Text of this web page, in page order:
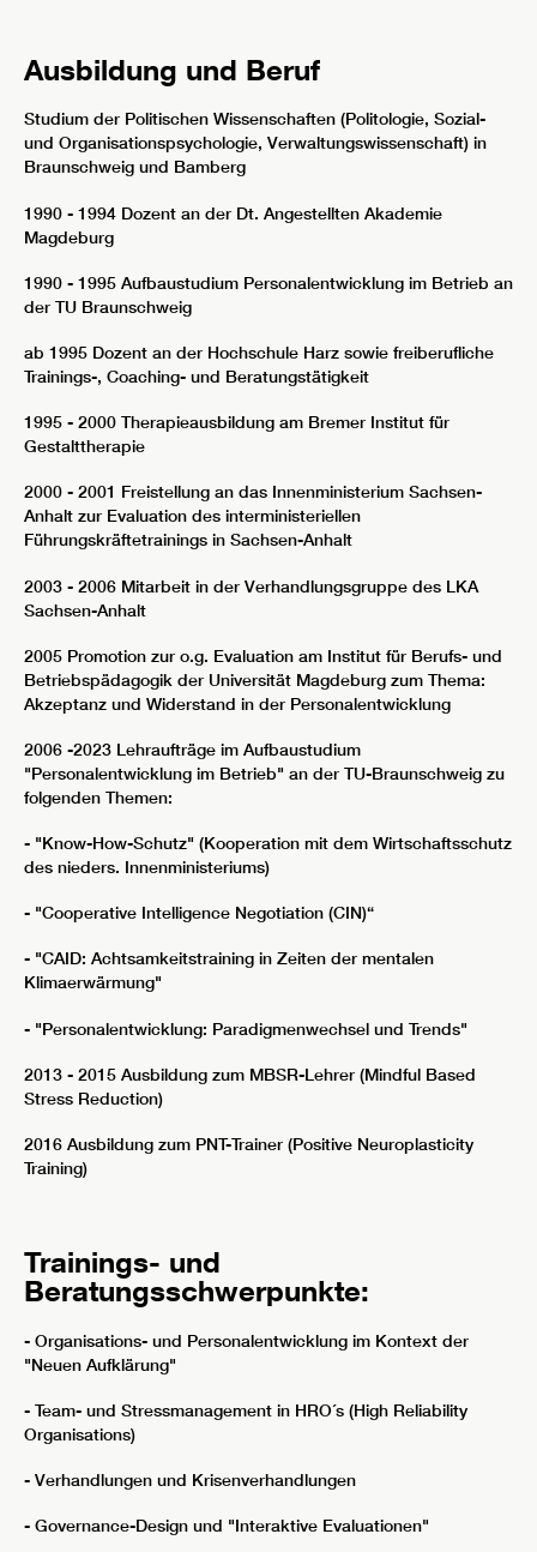
Ausbildung und Beruf
Studium der Politischen Wissenschaften (Politologie, Sozial-
und Organisationspsychologie, Verwaltungswissenschaft) in
Braunschweig und Bamberg
1990 - 1994 Dozent an der Dt. Angestellten Akademie
Magdeburg
1990 - 1995 Aufbaustudium Personalentwicklung im Betrieb an
der TU Braunschweig
ab 1995 Dozent an der Hochschule Harz sowie freiberufliche
Trainings-, Coaching- und Beratungstätigkeit
1995 - 2000 Therapieausbildung am Bremer Institut für
Gestalttherapie
2000 - 2001 Freistellung an das Innenministerium Sachsen-
Anhalt zur Evaluation des interministeriellen
Führungskräftetrainings in Sachsen-Anhalt
2003 - 2006 Mitarbeit in der Verhandlungsgruppe des LKA
Sachsen-Anhalt
2005 Promotion zur o.g. Evaluation am Institut für Berufs- und
Betriebspädagogik der Universität Magdeburg zum Thema:
Akzeptanz und Widerstand in der Personalentwicklung
2006 -2023 Lehraufträge im Aufbaustudium
"Personalentwicklung im Betrieb" an der TU-Braunschweig zu
folgenden Themen:
- "Know-How-Schutz" (Kooperation mit dem Wirtschaftsschutz
des nieders. Innenministeriums)
- "Cooperative Intelligence Negotiation (CIN)“
- "CAID: Achtsamkeitstraining in Zeiten der mentalen
Klimaerwärmung"
- "Personalentwicklung: Paradigmenwechsel und Trends"
2013 - 2015 Ausbildung zum MBSR-Lehrer (Mindful Based
Stress Reduction)
2016 Ausbildung zum PNT-Trainer (Positive Neuroplasticity
Training)
Trainings- und
Beratungsschwerpunkte:
- Organisations- und Personalentwicklung im Kontext der
"Neuen Aufklärung"
- Team- und Stressmanagement in HRO´s (High Reliability
Organisations)
- Verhandlungen und Krisenverhandlungen
- Governance-Design und "Interaktive Evaluationen"